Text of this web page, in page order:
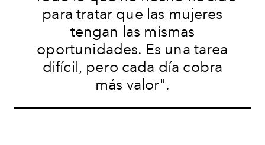
para tratar que las mujeres
tengan las mismas
oportunidades. Es una tarea
difícil, pero cada día cobra
más valor".